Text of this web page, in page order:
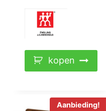
kopen
Aanbieding!